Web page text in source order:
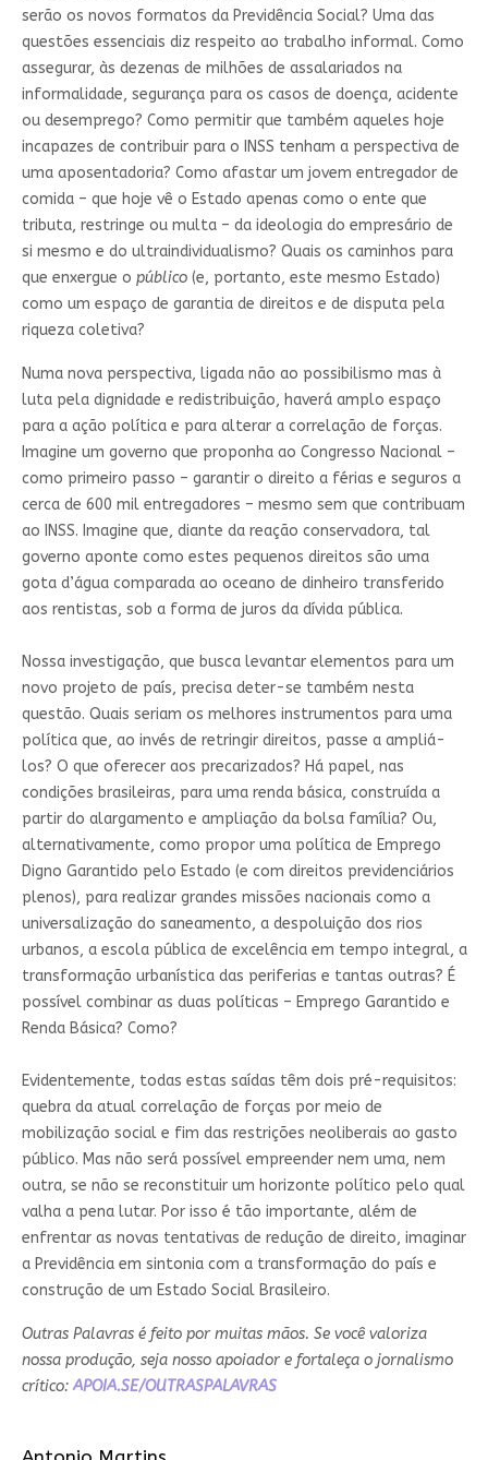
serão os novos formatos da Previdência Social? Uma das
questões essenciais diz respeito ao trabalho informal. Como
assegurar, às dezenas de milhões de assalariados na
informalidade, segurança para os casos de doença, acidente
ou desemprego? Como permitir que também aqueles hoje
incapazes de contribuir para o INSS tenham a perspectiva de
uma aposentadoria? Como afastar um jovem entregador de
comida – que hoje vê o Estado apenas como o ente que
tributa, restringe ou multa – da ideologia do empresário de
si mesmo e do ultraindividualismo? Quais os caminhos para
que enxergue o público (e, portanto, este mesmo Estado)
como um espaço de garantia de direitos e de disputa pela
riqueza coletiva?
Numa nova perspectiva, ligada não ao possibilismo mas à
luta pela dignidade e redistribuição, haverá amplo espaço
para a ação política e para alterar a correlação de forças.
Imagine um governo que proponha ao Congresso Nacional –
como primeiro passo – garantir o direito a férias e seguros a
cerca de 600 mil entregadores – mesmo sem que contribuam
ao INSS. Imagine que, diante da reação conservadora, tal
governo aponte como estes pequenos direitos são uma
gota d’água comparada ao oceano de dinheiro transferido
aos rentistas, sob a forma de juros da dívida pública.
Nossa investigação, que busca levantar elementos para um
novo projeto de país, precisa deter-se também nesta
questão. Quais seriam os melhores instrumentos para uma
política que, ao invés de retringir direitos, passe a ampliá-
los? O que oferecer aos precarizados? Há papel, nas
condições brasileiras, para uma renda básica, construída a
partir do alargamento e ampliação da bolsa família? Ou,
alternativamente, como propor uma política de Emprego
Digno Garantido pelo Estado (e com direitos previdenciários
plenos), para realizar grandes missões nacionais como a
universalização do saneamento, a despoluição dos rios
urbanos, a escola pública de excelência em tempo integral, a
transformação urbanística das periferias e tantas outras? É
possível combinar as duas políticas – Emprego Garantido e
Renda Básica? Como?
Evidentemente, todas estas saídas têm dois pré-requisitos:
quebra da atual correlação de forças por meio de
mobilização social e fim das restrições neoliberais ao gasto
público. Mas não será possível empreender nem uma, nem
outra, se não se reconstituir um horizonte político pelo qual
valha a pena lutar. Por isso é tão importante, além de
enfrentar as novas tentativas de redução de direito, imaginar
a Previdência em sintonia com a transformação do país e
construção de um Estado Social Brasileiro.
Outras Palavras é feito por muitas mãos. Se você valoriza
nossa produção, seja nosso apoiador e fortaleça o jornalismo
crítico: APOIA.SE/OUTRASPALAVRAS